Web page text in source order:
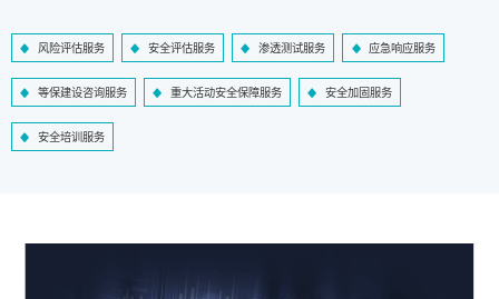
风险评估服务 安全评估服务 渗透测试服务 应急响应服务
等保建设咨询服务 重大活动安全保障服务 安全加固服务
安全培训服务